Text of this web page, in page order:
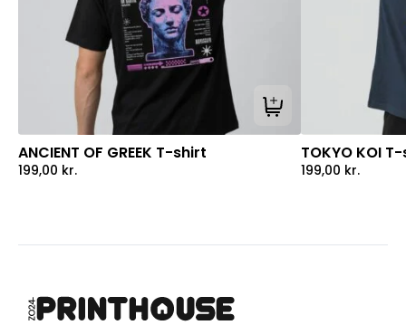
Tilføj til kurv
ANCIENT OF GREEK T-shirt
199,00 kr.
TOKYO KOI
199,00 kr.